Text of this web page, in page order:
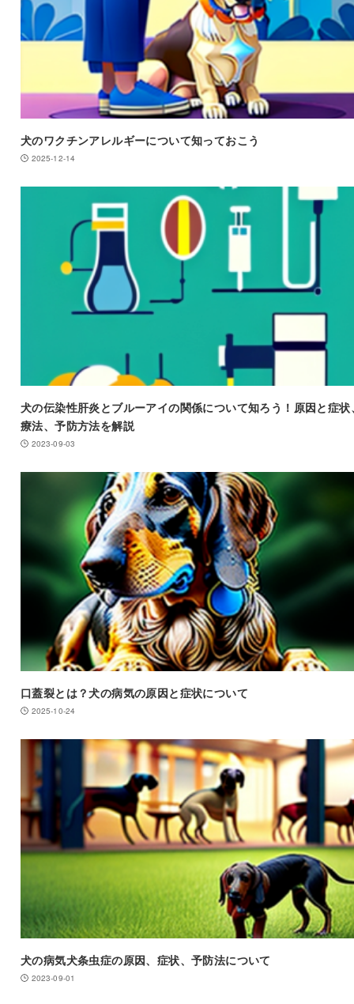
犬のワクチンアレルギーについて知っておこう
2025-12-14
犬の伝染性肝炎とブルーアイの関係について知ろう！原因と症状
療法、予防方法を解説
2023-09-03
口蓋裂とは？犬の病気の原因と症状について
2025-10-24
犬の病気犬条虫症の原因、症状、予防法について
2023-09-01